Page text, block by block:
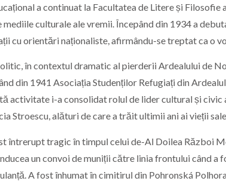
a continuat la Facultatea de Litere și
mediile culturale ale vremii. Începând din 1934 a
cu orientări naționaliste, afirmându-se treptat ca o
în contextul dramatic al pierderii Ardealului de
din 1941 Asociația Studenților Refugiați din
activitate i-a consolidat rolul de lider cultural și
Stroescu, alături de care a trăit ultimii ani ai vieții
întrerupt tragic în timpul celui de-Al Doilea Război
un convoi de muniții către linia frontului când
A fost înhumat în cimitirul din Pohronská